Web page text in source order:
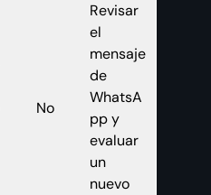
No
Revisar
el
mensaje
de
WhatsA
pp y
evaluar
un
nuevo